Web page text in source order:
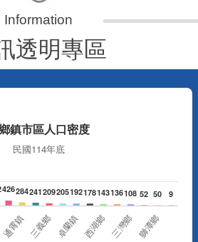
透明專區